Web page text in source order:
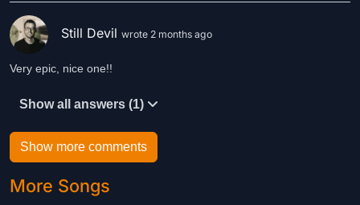
Still Devil wrote 2 months ago
Very epic, nice one!!
Show all answers (1)
Show more comments
More Songs